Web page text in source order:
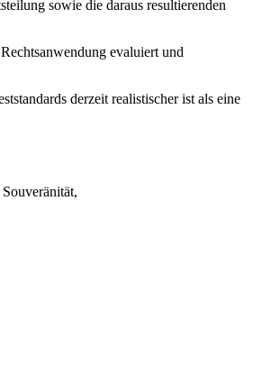
sowie die daraus resultierenden
evaluiert und
derzeit realistischer ist als eine